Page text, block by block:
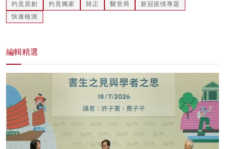
灼見原創 灼見獨家 韓正 醫管局
新冠疫情專題
快速檢測
編輯精選